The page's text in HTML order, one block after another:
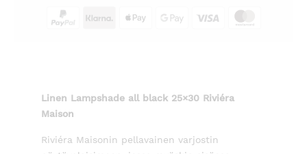
Linen Lampshade all black 25×30 Riviéra
Maison
Riviéra Maisonin pellavainen varjostin